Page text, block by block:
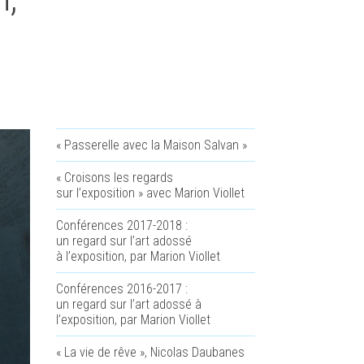
« Passerelle avec la Maison Salvan »
« Croisons les regards
sur l’exposition » avec Marion Viollet
Conférences 2017-2018 :
un regard sur l’art adossé
à l’exposition, par Marion Viollet
Conférences 2016-2017 :
un regard sur l’art adossé à
l’exposition, par Marion Viollet
« La vie de rêve », Nicolas Daubanes